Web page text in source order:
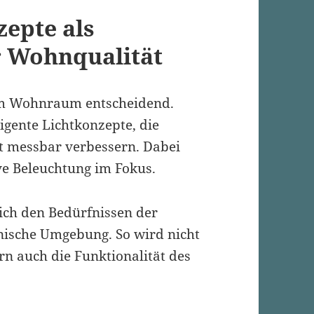
als
Wohnqualität
Wohnraum entscheidend.
Lichtkonzepte, die
verbessern. Dabei
Beleuchtung im Fokus.
den Bedürfnissen der
Umgebung. So wird nicht
auch die Funktionalität des